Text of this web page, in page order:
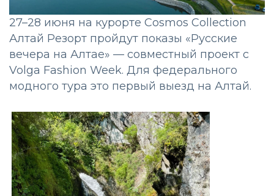
27–28 июня на курорте Cosmos Collection
Алтай Резорт пройдут показы «Русские
вечера на Алтае» — совместный проект с
Volga Fashion Week. Для федерального
модного тура это первый выезд на Алтай.